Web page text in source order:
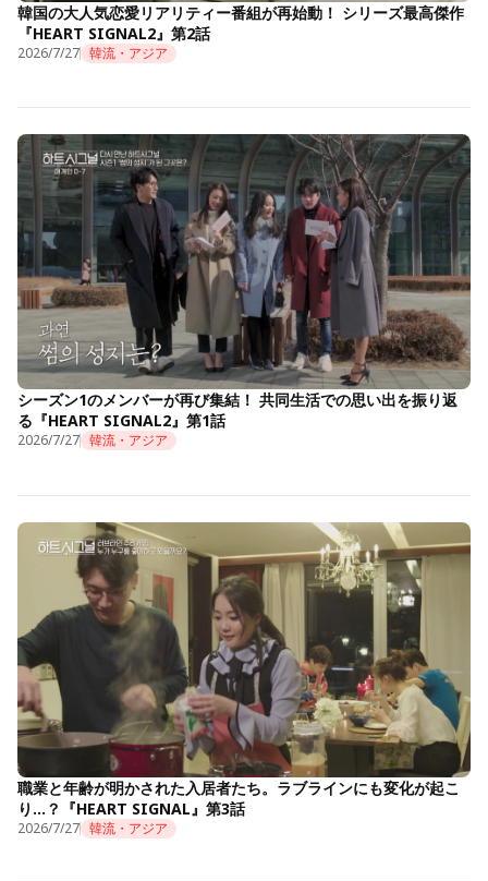
韓国の大人気恋愛リアリティー番組が再始動！ シリーズ最高傑作
『HEART SIGNAL2』第2話
2026/7/27 韓流・アジア
シーズン1のメンバーが再び集結！ 共同生活での思い出を振り返
る『HEART SIGNAL2』第1話
2026/7/27 韓流・アジア
職業と年齢が明かされた入居者たち。ラブラインにも変化が起こ
り…？『HEART SIGNAL』第3話
2026/7/27 韓流・アジア